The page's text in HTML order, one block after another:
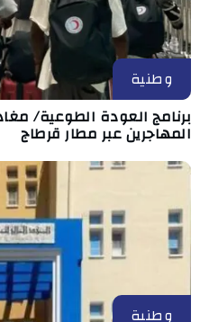
وطنية
برنامج العودة الطوعية/
المهاجرين عبر مطار قرطاج
وطنية